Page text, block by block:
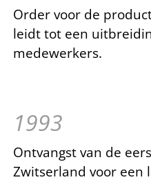
Order voor de
leidt tot een
medewerkers.
1993
Ontvangst van de
Zwitserland voor een